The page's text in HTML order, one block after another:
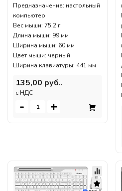
Предназначение: настольный
компьютер
Вес мыши: 75.2 г
Длина мыши: 99 мм
Ширина мыши: 60 мм
Цвет мыши: черный
Ширина клавиатуры: 441 мм
135,00 руб..
c НДС
- +